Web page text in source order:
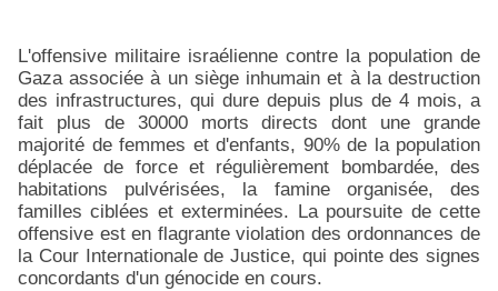
L'offensive militaire israélienne contre la population de
Gaza associée à un siège inhumain et à la destruction
des infrastructures, qui dure depuis plus de 4 mois, a
fait plus de 30000 morts directs dont une grande
majorité de femmes et d'enfants, 90% de la population
déplacée de force et régulièrement bombardée, des
habitations pulvérisées, la famine organisée, des
familles ciblées et exterminées. La poursuite de cette
offensive est en flagrante violation des ordonnances de
la Cour Internationale de Justice, qui pointe des signes
concordants d'un génocide en cours.